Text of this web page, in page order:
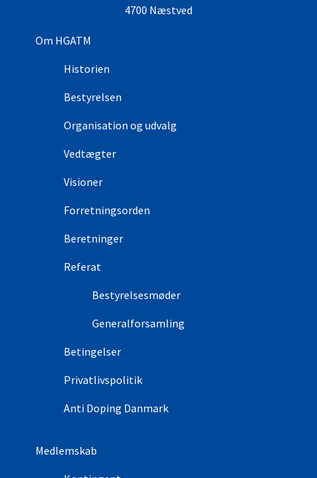
4700 Næstved
Om HGATM
Historien
Bestyrelsen
Organisation og udvalg
Vedtægter
Visioner
Forretningsorden
Beretninger
Referat
Bestyrelsesmøder
Generalforsamling
Betingelser
Privatlivspolitik
Anti Doping Danmark
Medlemskab